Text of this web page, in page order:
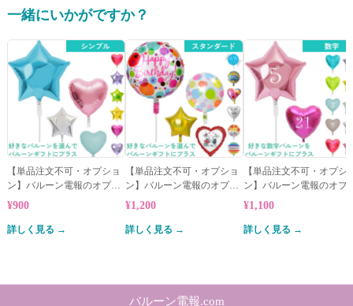
一緒にいかがですか？
【単品注文不可・オプショ
ン】バルーン電報のオプシ
ョン★シンプルバルーン
¥900
詳しく見る →
【単品注文不可・オプショ
ン】バルーン電報のオプシ
ョン★スタンダードバルー
¥1,200
詳しく見る →
【単品注文不可・オプシ
ン】バルーン電報のオプ
ョン★数字バルーン
¥1,100
詳しく見る →
バルーン電報.com